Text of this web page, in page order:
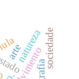
artenaturezasociedade